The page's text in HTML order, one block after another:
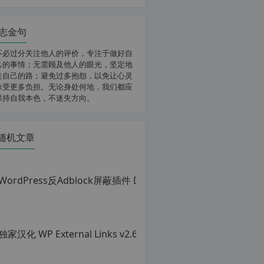
金句
必过分关注他人的评价，专注于做好自
的事情；无需顾及他人的眼光，坚定地
自己的路；避免过多抱怨，以免让心灵
受更多负担。无论身处何地，我们都应
持自我本色，不迷失方向。
机文章